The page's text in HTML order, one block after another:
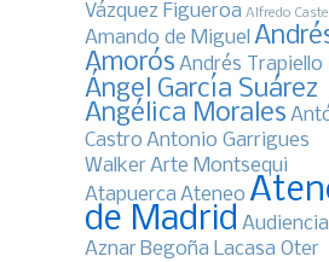
Vázquez Figueroa Alfredo
Amando de Miguel
Amorós Andrés Trapiello
Ángel García Suárez
Angélica Morales
Castro Antonio Garrigues
Walker Arte Montsequi
Atapuerca Ateneo
de Madrid Audiencia
Aznar Begoña Lacasa Oter